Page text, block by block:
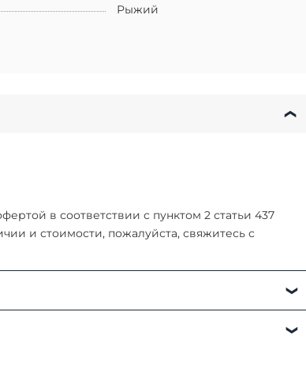
Рыжий
в соответствии с пунктом 2 статьи 437
и стоимости, пожалуйста, свяжитесь с